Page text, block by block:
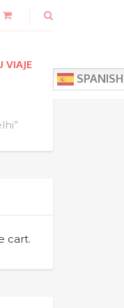
VIAJE
SPANISH
cart.